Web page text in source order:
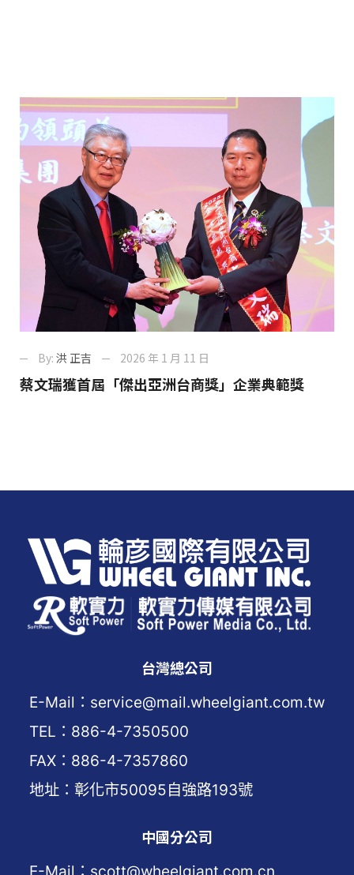
By: 洪 正吉 2026 年 1 月 11 日
蔡文瑞獲首屆「傑出亞洲台商獎」企業典範獎
台灣總公司
E-Mail：service@mail.wheelgiant.com.tw
TEL：886-4-7350500
FAX：886-4-7357860
地址：彰化市50095自強路193號
中國分公司